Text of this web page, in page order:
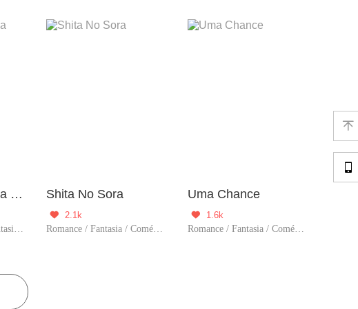
Oneshots De Uma Youtuber
Romance / Escolar / Fantasia / Comédia / Ação / CEO / Aventura / Criadores / Completo
Shita No Sora

2.1k
Romance / Fantasia / Comédia / Aventura / Criadore
Uma Chance

1.6k
Romance / Fantasia / Comédia / Ação / Criadore
